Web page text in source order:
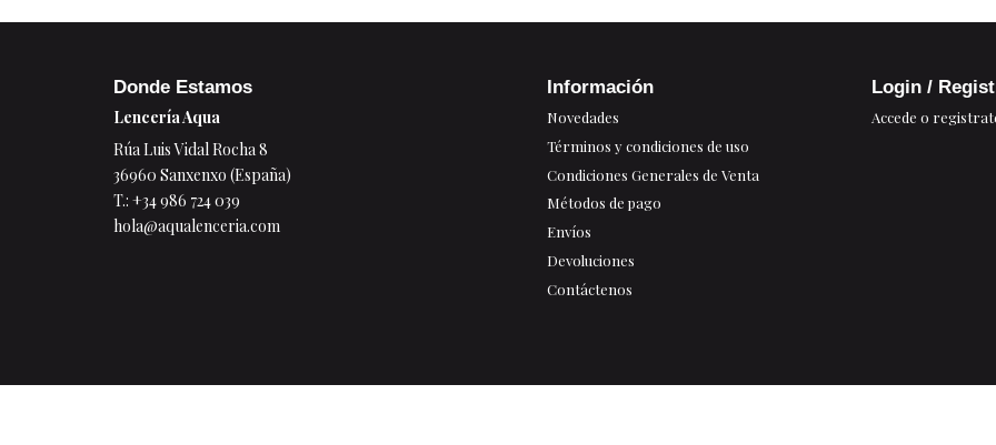
Donde Estamos
Lencería Aqua
Rúa Luis Vidal Rocha 8
36960 Sanxenxo (España)
T.: +34 986 724 039
hola@aqualenceria.com
Información
Novedades
Términos y condiciones de uso
Condiciones Generales de Venta
Métodos de pago
Envíos
Devoluciones
Contáctenos
Login /
Accede o